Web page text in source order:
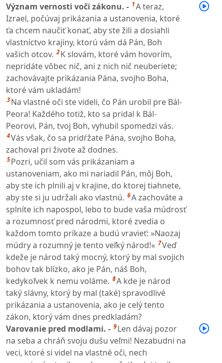
Význam vernosti voči zákonu. - 1A teraz,
Izrael, počúvaj prikázania a ustanovenia, ktoré
ťa chcem naučiť konať, aby ste žili a dosiahli
vlastníctvo krajiny, ktorú vám dá Pán, Boh
vašich otcov. 2 K slovám, ktoré vám hovorím,
nepridáte vôbec nič, ani z nich nič neuberiete;
zachovávajte prikázania Pána, svojho Boha,
ktoré vám ukladám!
3 Na vlastné oči ste videli, čo Pán urobil pre Bál-
Peora! Každého totiž, kto sa pridal k Bál-
Peorovi, Pán, tvoj Boh, vyhubil spomedzi vás.
4Vás však, čo sa pridŕžate Pána, svojho Boha,
zachoval pri živote až dodnes.
5 Pozri, učil som vás prikázaniam a
ustanoveniam, ako mi nariadil Pán, môj Boh,
aby ste ich plnili aj v krajine, do ktorej tiahnete,
aby ste si ju udržali ako vlastnú. 6A zachováte a
splníte ich napospol, lebo to bude vaša múdrosť
a rozumnosť pred národmi, ktoré zvedia o
každom tomto príkaze a budú vravieť: »Naozaj
múdry a rozumný je tento veľký národ!« 7Veď
kdeže je národ taký mocný, ktorý by mal svojich
bohov tak blízko, ako je Pán, náš Boh,
kedykoľvek k nemu voláme. 8A kde je národ
taký slávny, ktorý by mal (také) spravodlivé
prikázania a ustanovenia, ako je celý tento
zákon, ktorý vám dnes predkladám?
Varovanie pred modlami. - 9 Len dávaj pozor
na seba a chráň svoju dušu veľmi! Nezabudni na
veci, ktoré si videl na vlastné oči, nech